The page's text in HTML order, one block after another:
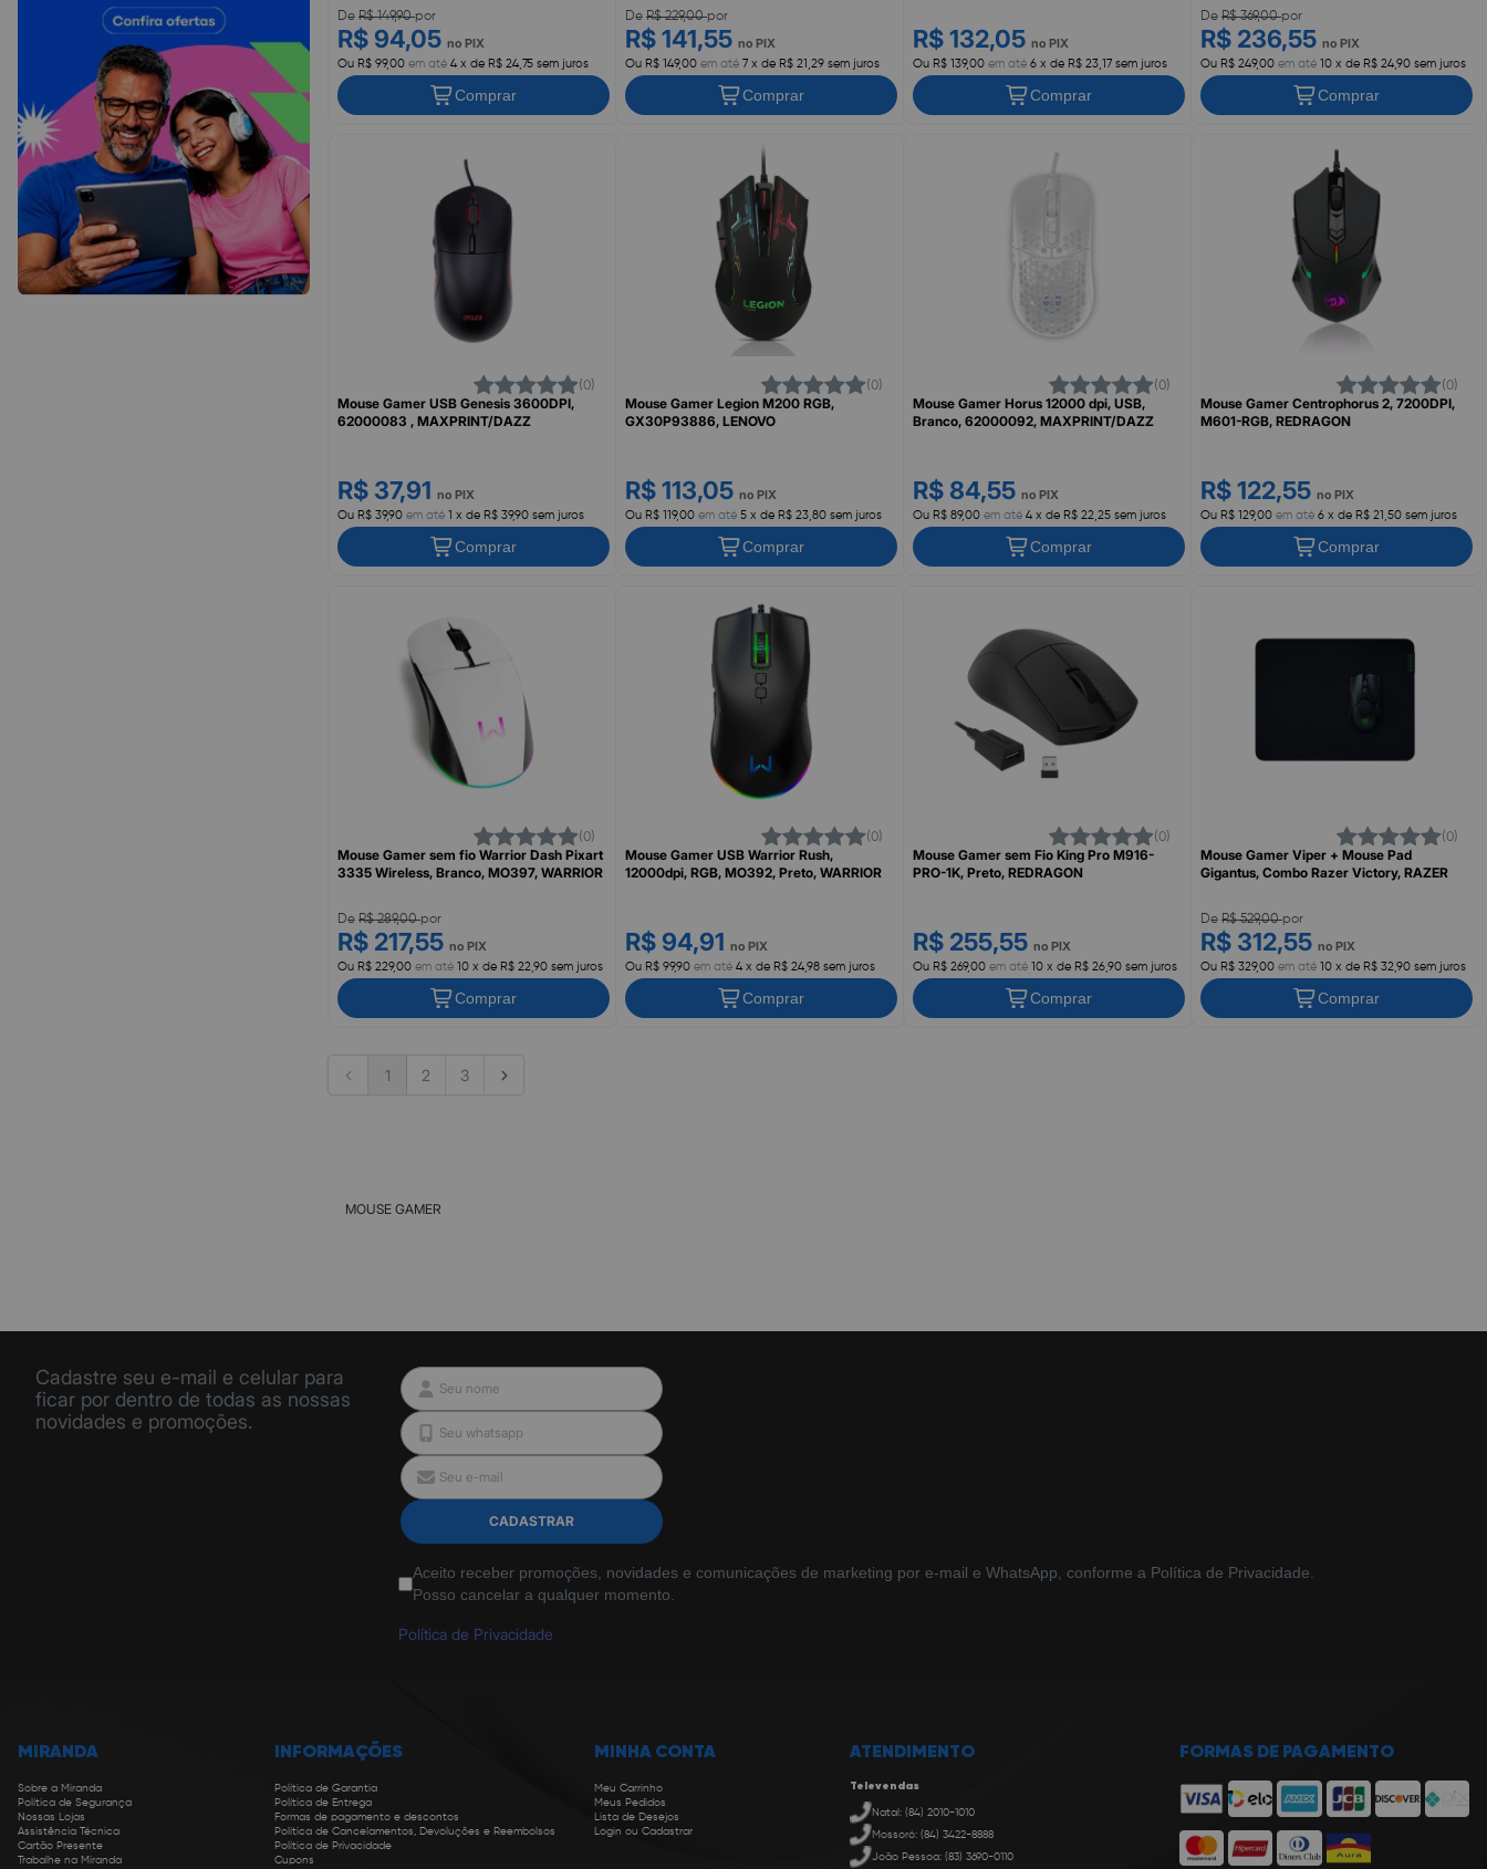
De R$ 149,90por
R$ 94,05 no PIX
Ou R$ 99,00 em até 4 x de R$ 24,75 sem juros
Comprar
De R$ 229,00por
R$ 141,55 no PIX
Ou R$ 149,00 em até 7 x de R$ 21,29 sem juros
Comprar
R$ 132,05 no PIX
Ou R$ 139,00 em até 6 x de R$ 23,17 sem juros
Comprar
De R$ 369,00por
R$ 236,55 no PIX
Ou R$ 249,00 em até 10 x de R$ 24,90 sem juros
Comprar
(0)
Mouse Gamer USB Genesis 3600DPI,
62000083 , MAXPRINT/DAZZ
R$ 37,91 no PIX
Ou R$ 39,90 em até 1 x de R$ 39,90 sem juros
Comprar
(0)
Mouse Gamer Legion M200 RGB,
GX30P93886, LENOVO
R$ 113,05 no PIX
Ou R$ 119,00 em até 5 x de R$ 23,80 sem juros
Comprar
(0)
Mouse Gamer Horus 12000 dpi, USB,
Branco, 62000092, MAXPRINT/DAZZ
R$ 84,55 no PIX
Ou R$ 89,00 em até 4 x de R$ 22,25 sem juros
Comprar
(0)
Mouse Gamer Centrophorus 2, 7200DPI,
M601-RGB, REDRAGON
R$ 122,55 no PIX
Ou R$ 129,00 em até 6 x de R$ 21,50 sem juros
Comprar
(0)
Mouse Gamer sem fio Warrior Dash Pixart
3335 Wireless, Branco, MO397, WARRIOR
De R$ 289,00por
R$ 217,55 no PIX
Ou R$ 229,00 em até 10 x de R$ 22,90 sem juros
Comprar
(0)
Mouse Gamer USB Warrior Rush,
12000dpi, RGB, MO392, Preto, WARRIOR
R$ 94,91 no PIX
Ou R$ 99,90 em até 4 x de R$ 24,98 sem juros
Comprar
(0)
Mouse Gamer sem Fio King Pro M916-
PRO-1K, Preto, REDRAGON
R$ 255,55 no PIX
Ou R$ 269,00 em até 10 x de R$ 26,90 sem juros
Comprar
(0)
Mouse Gamer Viper + Mouse Pad
Gigantus, Combo Razer Victory, RAZER
De R$ 529,00por
R$ 312,55 no PIX
Ou R$ 329,00 em até 10 x de R$ 32,90 sem juros
Comprar
1 2 3
MOUSE GAMER
Cadastre seu e-mail e celular para
ficar por dentro de todas as nossas
novidades e promoções.
CADASTRAR
Aceito receber promoções, novidades e comunicações de marketing por e-mail e WhatsApp, conforme a Política de Privacidade.
Posso cancelar a qualquer momento.
Política de Privacidade
MIRANDA
Sobre a Miranda
Política de Segurança
Nossas Lojas
Assistência Técnica
Cartão Presente
Trabalhe na Miranda
INFORMAÇÕES
Política de Garantia
Política de Entrega
Formas de pagamento e descontos
Política de Cancelamentos, Devoluções e Reembolsos
Política de Privacidade
Cupons
MINHA CONTA
Meu Carrinho
Meus Pedidos
Lista de Desejos
Login ou Cadastrar
ATENDIMENTO
Televendas
Natal: (84) 2010-1010
Mossoró: (84) 3422-8888
João Pessoa: (83) 3690-0110
FORMAS DE PAGAMENTO